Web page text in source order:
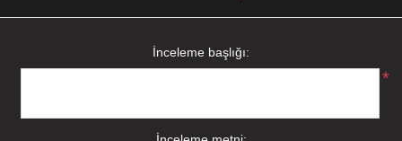
İnceleme başlığı:
*